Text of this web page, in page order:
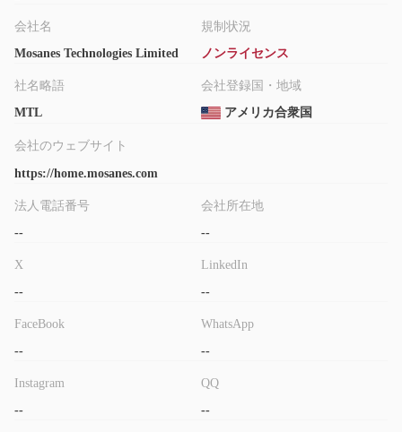
会社名
Mosanes Technologies Limited
社名略語
MTL
規制状況
ノンライセンス
会社登録国・地域
アメリカ合衆国
会社のウェブサイト
https://home.mosanes.com
法人電話番号
--
X
--
FaceBook
--
Instagram
--
会社所在地
--
LinkedIn
--
WhatsApp
--
QQ
--